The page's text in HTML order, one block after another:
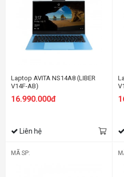
Laptop AVITA NS14A8 (LIBER
V14F-AB)
16.990.000đ
Liên hệ
MÃ SP: